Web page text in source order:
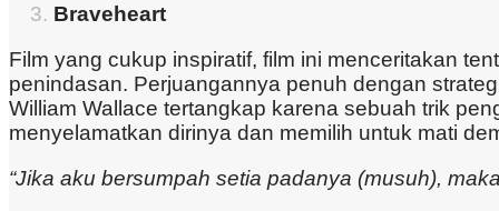
Braveheart
Film yang cukup inspiratif, film ini menceritakan
penindasan. Perjuangannya penuh dengan
William Wallace tertangkap karena sebuah trik
menyelamatkan dirinya dan memilih untuk mati
“Jika aku bersumpah setia padanya (musuh),